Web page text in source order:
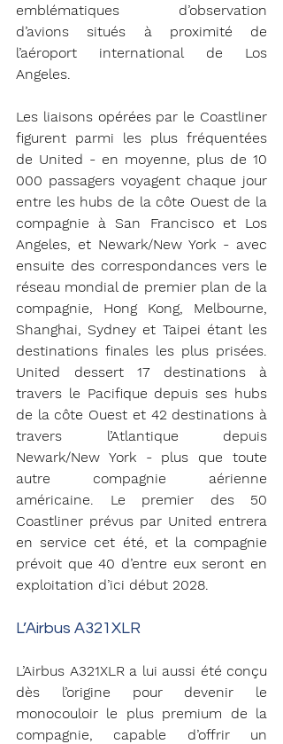
emblématiques d’observation
d’avions situés à proximité de
l’aéroport international de Los
Angeles.
Les liaisons opérées par le Coastliner
figurent parmi les plus fréquentées
de United - en moyenne, plus de 10
000 passagers voyagent chaque jour
entre les hubs de la côte Ouest de la
compagnie à San Francisco et Los
Angeles, et Newark/New York - avec
ensuite des correspondances vers le
réseau mondial de premier plan de la
compagnie, Hong Kong, Melbourne,
Shanghai, Sydney et Taipei étant les
destinations finales les plus prisées.
United dessert 17 destinations à
travers le Pacifique depuis ses hubs
de la côte Ouest et 42 destinations à
travers l’Atlantique depuis
Newark/New York - plus que toute
autre compagnie aérienne
américaine. Le premier des 50
Coastliner prévus par United entrera
en service cet été, et la compagnie
prévoit que 40 d’entre eux seront en
exploitation d’ici début 2028.
L’Airbus A321XLR
L’Airbus A321XLR a lui aussi été conçu
dès l’origine pour devenir le
monocouloir le plus premium de la
compagnie, capable d’offrir un